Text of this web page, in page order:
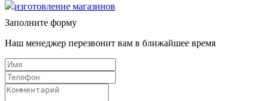
изготовление магазинов
Заполните форму
Наш менеджер перезвонит вам в ближайшее время